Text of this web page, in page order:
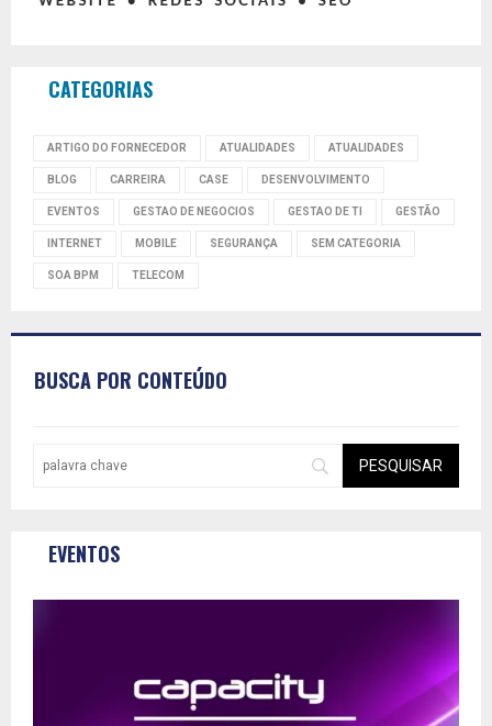
CATEGORIAS
ARTIGO DO FORNECEDOR ATUALIDADES ATUALIDADES
BLOG CARREIRA CASE DESENVOLVIMENTO
EVENTOS GESTAO DE NEGOCIOS GESTAO DE TI GESTÃO
INTERNET MOBILE SEGURANÇA SEM CATEGORIA
SOA BPM TELECOM
BUSCA POR CONTEÚDO
EVENTOS